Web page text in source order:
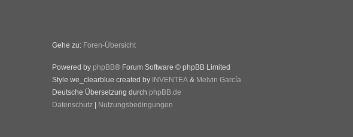
Gehe zu: Foren-Übersicht
Powered by phpBB® Forum Software © phpBB Limited
Style we_clearblue created by INVENTEA & Melvin García
Deutsche Übersetzung durch phpBB.de
Datenschutz
Nutzungsbedingungen